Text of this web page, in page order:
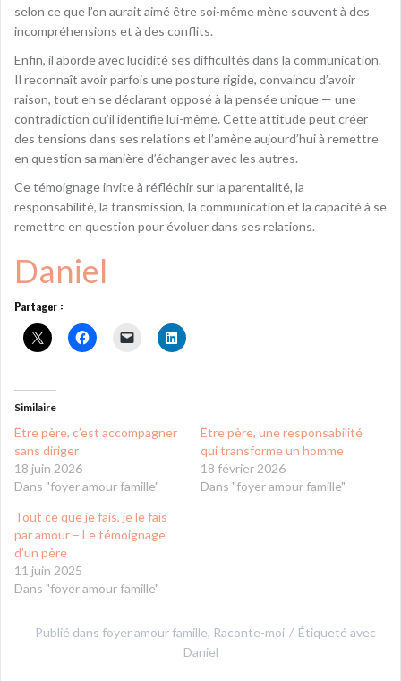
selon ce que l’on aurait aimé être soi-même mène souvent à des
incompréhensions et à des conflits.
Enfin, il aborde avec lucidité ses difficultés dans la communication.
Il reconnaît avoir parfois une posture rigide, convaincu d’avoir
raison, tout en se déclarant opposé à la pensée unique — une
contradiction qu’il identifie lui-même. Cette attitude peut créer
des tensions dans ses relations et l’amène aujourd’hui à remettre
en question sa manière d’échanger avec les autres.
Ce témoignage invite à réfléchir sur la parentalité, la
responsabilité, la transmission, la communication et la capacité à se
remettre en question pour évoluer dans ses relations.
Daniel
Partager :
Similaire
Être père, c’est accompagner
sans diriger
18 juin 2026
Dans "foyer amour famille"
Être père, une responsabilité
qui transforme un homme
18 février 2026
Dans "foyer amour famille"
Tout ce que je fais, je le fais
par amour – Le témoignage
d’un père
11 juin 2025
Dans "foyer amour famille"
Publié dans foyer amour famille, Raconte-moi
Étiqueté avec
Daniel